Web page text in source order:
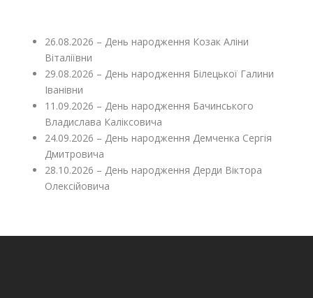
26.08.2026 – День народження Козак Аліни
Віталіївни
29.08.2026 – День народження Білецької Галини
Іванівни
11.09.2026 – День народження Бачинського
Владислава Каліксовича
24.09.2026 – День народження Демченка Сергія
Дмитровича
28.10.2026 – День народження Дерди Віктора
Олексійовича